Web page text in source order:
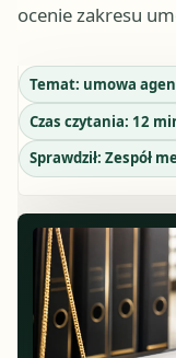
ocenie zakresu
Temat: umowa
Czas czytania: 12
Sprawdził: Zespół